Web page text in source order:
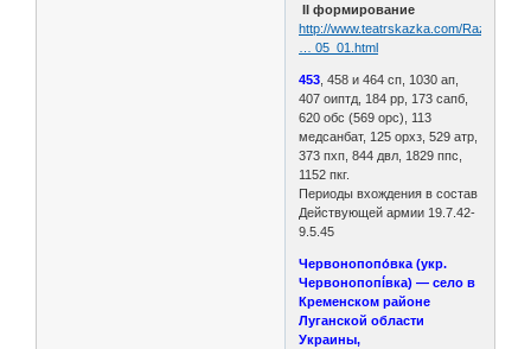
II формирование
http://www.teatrskazka.com/Raznoe/
… 05_01.html
453 , 458 и 464 сп, 1030 ап,
407 оиптд, 184 рр, 173 сапб,
620 обс (569 орс), 113
медсанбат, 125 орхз, 529 атр,
373 пхп, 844 двл, 1829 ппс,
1152 пкг.
Периоды вхождения в состав
Действующей армии 19.7.42-
9.5.45
Червонопопо́вка (укр.
Червонопопі́вка) — село в
Кременском районе
Луганской области
Украины,